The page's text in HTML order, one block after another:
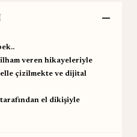
veren hikayeleriyle
çizilmekte ve dijital
el dikişiyle